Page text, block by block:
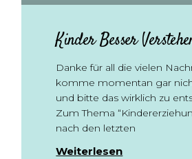
Kinder Besser
Danke für all die vielen
komme momentan gar
und bitte das wirklich zu
Zum Thema
nach den letzten
Weiterlesen